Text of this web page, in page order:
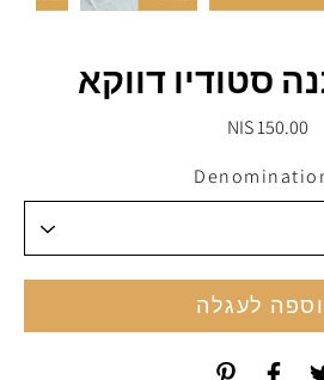
סטודיו דווקא
150.00 NIS
לעגלה